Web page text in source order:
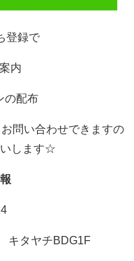
登録で
内
配布
問い合わせできますの
いします☆
キタヤチBDG1F